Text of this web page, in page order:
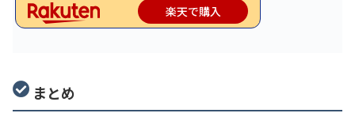
楽天で購入
まとめ